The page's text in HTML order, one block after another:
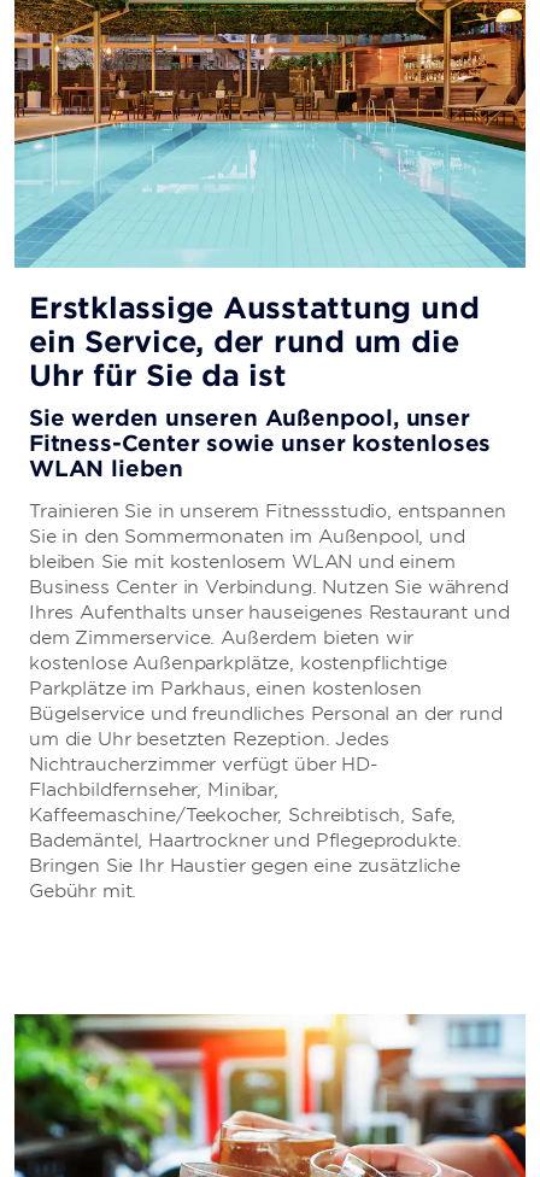
Erstklassige Ausstattung und
ein Service, der rund um die
Uhr für Sie da ist
Sie werden unseren Außenpool, unser
Fitness-Center sowie unser kostenloses
WLAN lieben
Trainieren Sie in unserem Fitnessstudio, entspannen
Sie in den Sommermonaten im Außenpool, und
bleiben Sie mit kostenlosem WLAN und einem
Business Center in Verbindung. Nutzen Sie während
Ihres Aufenthalts unser hauseigenes Restaurant und
dem Zimmerservice. Außerdem bieten wir
kostenlose Außenparkplätze, kostenpflichtige
Parkplätze im Parkhaus, einen kostenlosen
Bügelservice und freundliches Personal an der rund
um die Uhr besetzten Rezeption. Jedes
Nichtraucherzimmer verfügt über HD-
Flachbildfernseher, Minibar,
Kaffeemaschine/Teekocher, Schreibtisch, Safe,
Bademäntel, Haartrockner und Pflegeprodukte.
Bringen Sie Ihr Haustier gegen eine zusätzliche
Gebühr mit.